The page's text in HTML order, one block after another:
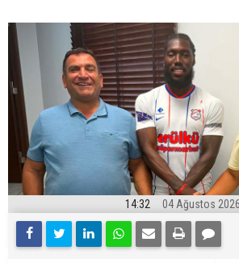
14:32 04 Ağustos 2026